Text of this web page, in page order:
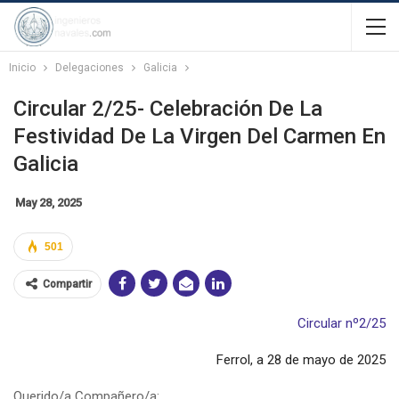
Inicio Delegaciones Galicia
Circular 2/25- Celebración De La
Festividad De La Virgen Del Carmen En
Galicia
May 28, 2025
501
Compartir
Circular nº2/25
Ferrol, a 28 de mayo de 2025